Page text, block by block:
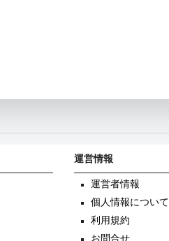
運営情報
運営者情報
個人情報について
利用規約
お問合せ